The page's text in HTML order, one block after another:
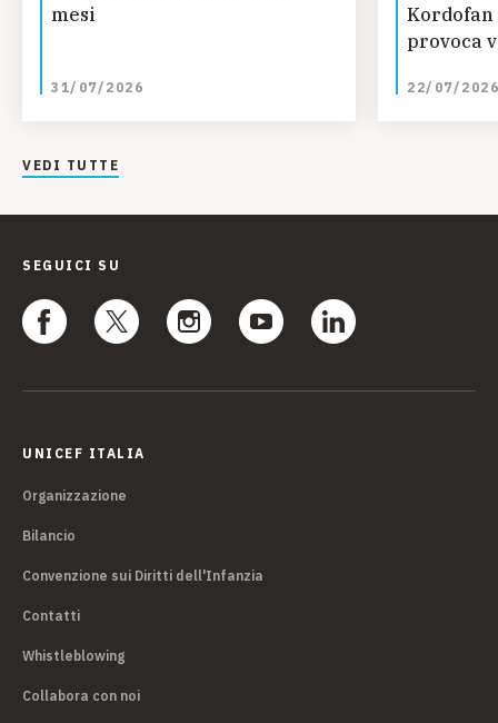
mesi
31/07/2026
provoca
22/07/2026
VEDI TUTTE
SEGUICI SU
UNICEF ITALIA
Organizzazione
Bilancio
Convenzione sui Diritti dell'Infanzia
Contatti
Whistleblowing
Collabora con noi